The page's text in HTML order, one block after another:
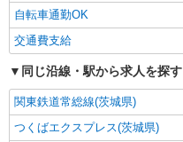
自転車通勤OK
交通費支給
同じ沿線・駅から求人を探す
関東鉄道常総線(茨城県)
つくばエクスプレス(茨城県)